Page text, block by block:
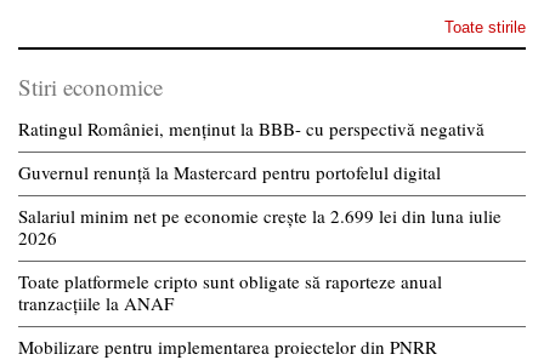
Toate stirile
Stiri economice
Ratingul României, menținut la BBB- cu perspectivă negativă
Guvernul renunță la Mastercard pentru portofelul digital
Salariul minim net pe economie crește la 2.699 lei din luna iulie
2026
Toate platformele cripto sunt obligate să raporteze anual
tranzacțiile la ANAF
Mobilizare pentru implementarea proiectelor din PNRR